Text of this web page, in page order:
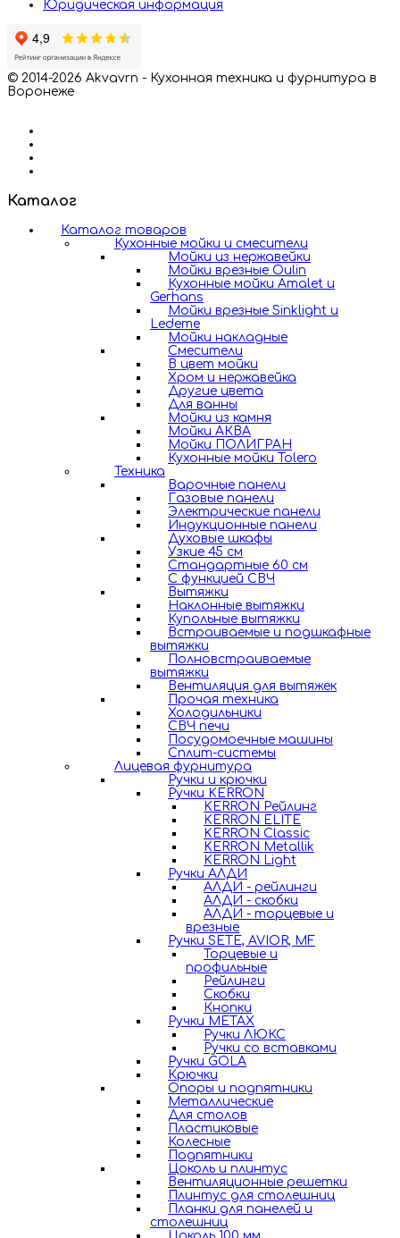
Юридическая информация
© 2014-2026 Akvavrn - Кухонная техника и фурнитура в
Воронеже
Каталог
Каталог товаров
Кухонные мойки и смесители
Мойки из нержавейки
Мойки врезные Oulin
Кухонные мойки Amalet и
Gerhans
Мойки врезные Sinklight и
Ledeme
Мойки накладные
Смесители
В цвет мойки
Хром и нержавейка
Другие цвета
Для ванны
Мойки из камня
Мойки АКВА
Мойки ПОЛИГРАН
Кухонные мойки Tolero
Техника
Варочные панели
Газовые панели
Электрические панели
Индукционные панели
Духовые шкафы
Узкие 45 см
Стандартные 60 см
С функцией СВЧ
Вытяжки
Наклонные вытяжки
Купольные вытяжки
Встраиваемые и подшкафные
вытяжки
Полновстраиваемые
вытяжки
Вентиляция для вытяжек
Прочая техника
Холодильники
СВЧ печи
Посудомоечные машины
Сплит-системы
Лицевая фурнитура
Ручки и крючки
Ручки KERRON
KERRON Рейлинг
KERRON ELITE
KERRON Classic
KERRON Metallik
KERRON Light
Ручки АЛДИ
АЛДИ - рейлинги
АЛДИ - скобки
АЛДИ - торцевые и
врезные
Ручки SETE, AVIOR, MF
Торцевые и
профильные
Рейлинги
Скобки
Кнопки
Ручки METAX
Ручки ЛЮКС
Ручки со вставками
Ручки GOLA
Крючки
Опоры и подпятники
Металлические
Для столов
Пластиковые
Колесные
Подпятники
Цоколь и плинтус
Вентиляционные решетки
Плинтус для столешниц
Планки для панелей и
столешниц